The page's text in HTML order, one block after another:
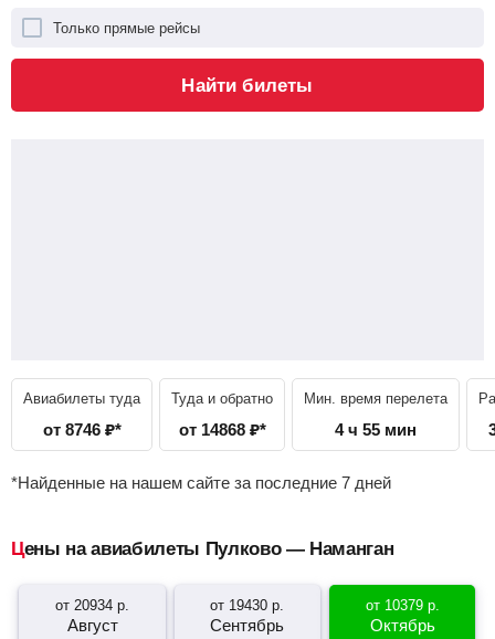
Только прямые рейсы
Найти билеты
Авиабилеты туда
от 8746 ₽*
Туда и обратно
от 14868 ₽*
Мин. время перелета
4 ч 55 мин
*Найденные на нашем сайте за последние 7 дней
Цены на авиабилеты Пулково — Наманган
от20934 р.
Август
от 19430 р.
Сентябрь
от 10379р.
Октябрь